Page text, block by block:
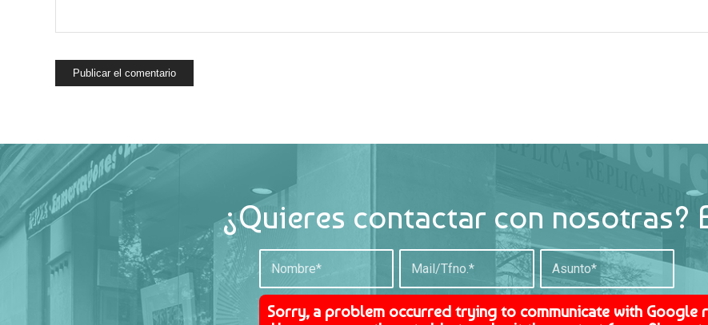
¿Quieres contactar con nosotras?
Sorry, a problem occurred trying to communicate with Google